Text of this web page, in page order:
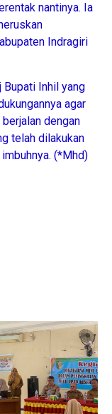
nantinya. Ia
Indragiri
Bupati Inhil yang
agar
dengan
telah dilakukan
(*Mhd)